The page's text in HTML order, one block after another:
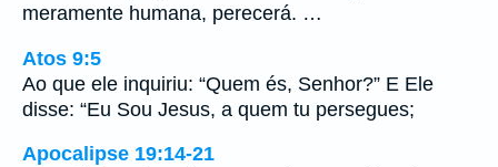
meramente humana, perecerá. …
Atos 9:5
Ao que ele inquiriu: “Quem és, Senhor?” E Ele
disse: “Eu Sou Jesus, a quem tu persegues;
Apocalipse 19:14-21